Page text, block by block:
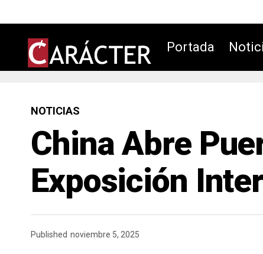
Portada
NOTICIAS
China Abre
Exposición
Published noviembre 5, 2025